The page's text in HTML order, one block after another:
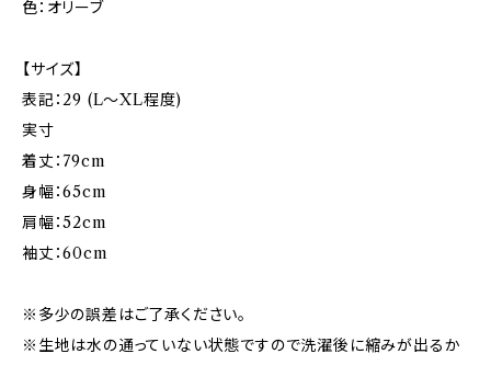
色：オリーブ
【サイズ】
表記：29 (L〜XL程度)
実寸
着丈：79cm
身幅：65cm
肩幅：52cm
袖丈：60cm
※多少の誤差はご了承ください。
※生地は水の通っていない状態ですので洗濯後に縮みが出るか